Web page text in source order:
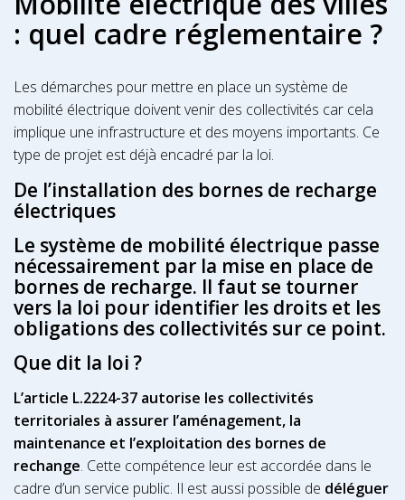
: quel cadre réglementaire ?
Les démarches pour mettre en place un système de
mobilité électrique doivent venir des collectivités car cela
implique une infrastructure et des moyens importants. Ce
type de projet est déjà encadré par la loi.
De l’installation des bornes de recharge
électriques
Le système de mobilité électrique passe
nécessairement par la mise en place de
bornes de recharge. Il faut se tourner
vers la loi pour identifier les droits et les
obligations des collectivités sur ce point.
Que dit la loi ?
L’article L.2224-37 autorise les collectivités
territoriales à assurer l’aménagement, la
maintenance et l’exploitation des bornes de
rechange. Cette compétence leur est accordée dans le
cadre d’un service public. Il est aussi possible de déléguer